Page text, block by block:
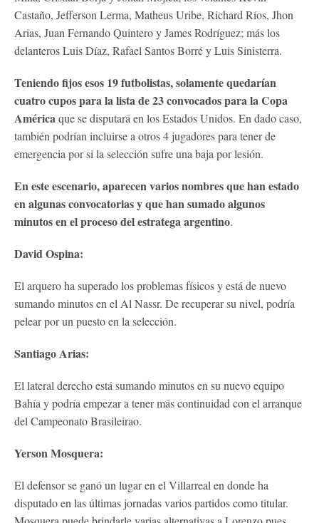
Castaño, Jefferson Lerma, Matheus Uribe, Richard Ríos, Jhon
Arias, Juan Fernando Quintero y James Rodríguez; más los
delanteros Luis Díaz, Rafael Santos Borré y Luis Sinisterra.
Teniendo fijos esos 19 futbolistas, solamente quedarían
cuatro cupos para la lista de 23 convocados para la Copa
Américaque se disputará en los Estados Unidos. En dado caso,
también podrían incluirse a otros 4 jugadores para tener de
emergencia por si la selección sufre una baja por lesión.
En este escenario, aparecen varios nombres que han estado
en algunas convocatorias y que han sumado algunos
minutos en el proceso del estratega argentino.
David Ospina:
El arquero ha superado los problemas físicos y está de nuevo
sumando minutos en el Al Nassr. De recuperar su nivel, podría
pelear por un puesto en la selección.
Santiago Arias:
El lateral derecho está sumando minutos en su nuevo equipo
Bahía y podría empezar a tener más continuidad con el arranque
del Campeonato Brasileirao.
Yerson Mosquera:
El defensor se ganó un lugar en el Villarreal en donde ha
disputado en las últimas jornadas varios partidos como titular.